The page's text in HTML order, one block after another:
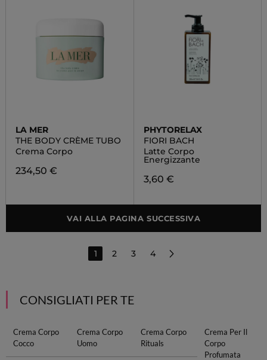
LA MER
THE BODY CRÈME TUBO
Crema Corpo
234,50 €
PHYTORELAX
FIORI BACH
Latte Corpo
Energizzante
3,60 €
VAI ALLA PAGINA SUCCESSIVA
1 2 3 4
CONSIGLIATI PER TE
Crema Corpo
Cocco
Crema Corpo
Uomo
Crema Corpo
Rituals
Crema Per Il
Corpo
Profumata